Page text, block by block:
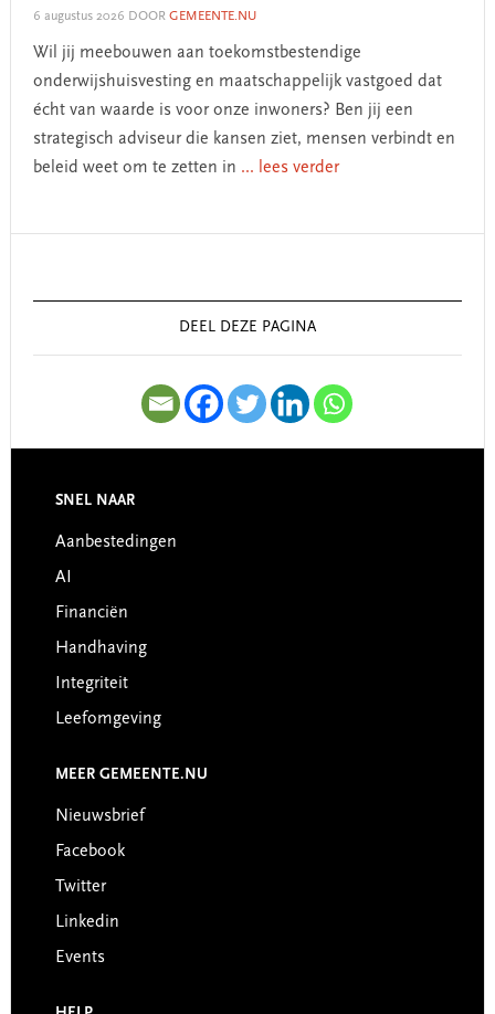
6 augustus 2026 DOOR GEMEENTE.NU
Wil jij meebouwen aan toekomstbestendige
onderwijshuisvesting en maatschappelijk vastgoed dat
écht van waarde is voor onze inwoners? Ben jij een
strategisch adviseur die kansen ziet, mensen verbindt en
beleid weet om te zetten in ... lees verder
Sidebar
DEEL DEZE PAGINA
Footer
SNEL NAAR
Aanbestedingen
AI
Financiën
Handhaving
Integriteit
Leefomgeving
MEER GEMEENTE.NU
Nieuwsbrief
Facebook
Twitter
Linkedin
Events